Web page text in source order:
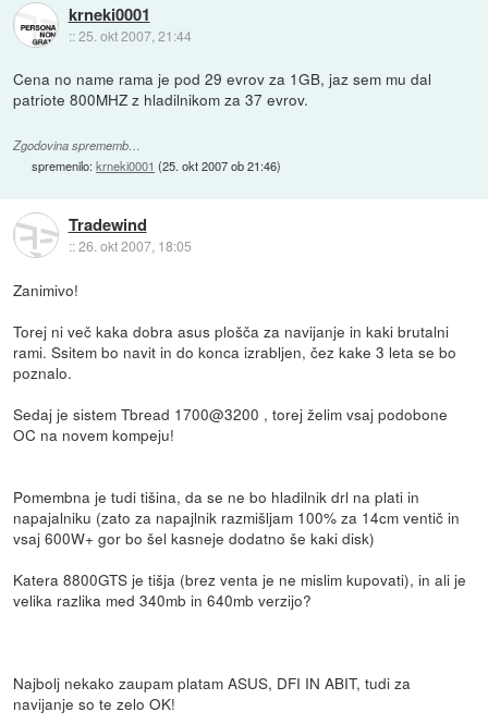
krneki0001
::25. okt 2007, 21:44
Cena no name rama je pod 29 evrov za 1GB, jaz sem mu dal
patriote 800MHZ z hladilnikom za 37 evrov.
Zgodovina sprememb…
spremenilo:krneki0001 (25. okt 2007 ob 21:46)
Tradewind
::26. okt 2007, 18:05
Zanimivo!
Torej ni več kaka dobra asus plošča za navijanje in kaki brutalni
rami. Ssitem bo navit in do konca izrabljen, čez kake 3 leta se bo
poznalo.
Sedaj je sistem Tbread 1700@3200 , torej želim vsaj podobone
OC na novem kompeju!
Pomembna je tudi tišina, da se ne bo hladilnik drl na plati in
napajalniku (zato za napajlnik razmišljam 100% za 14cm ventič in
vsaj 600W+ gor bo šel kasneje dodatno še kaki disk)
Katera 8800GTS je tišja (brez venta je ne mislim kupovati), in ali je
velika razlika med 340mb in 640mb verzijo?
Najbolj nekako zaupam platam ASUS, DFI IN ABIT, tudi za
navijanje so te zelo OK!